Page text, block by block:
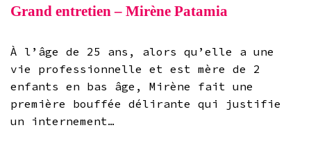
Grand entretien – Mirène Patamia
À l’âge de 25 ans, alors qu’elle a une
vie professionnelle et est mère de 2
enfants en bas âge, Mirène fait une
première bouffée délirante qui justifie
un internement…